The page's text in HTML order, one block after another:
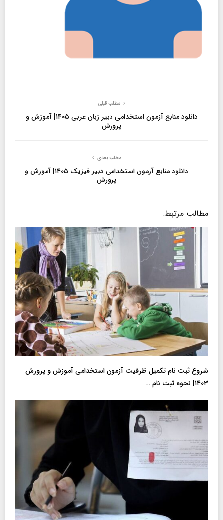
مطلب قبلی
دانلود منابع آزمون استخدامی دبیر زبان عربی ۱۴۰۵| آموزش و
پرورش
مطلب بعدی
دانلود منابع آزمون استخدامی دبیر فیزیک ۱۴۰۵| آموزش و
پرورش
مطالب مرتبط:
شروع ثبت نام تکمیل ظرفیت آزمون استخدامی آموزش و پرورش
۱۴۰۳| نحوه ثبت نام …